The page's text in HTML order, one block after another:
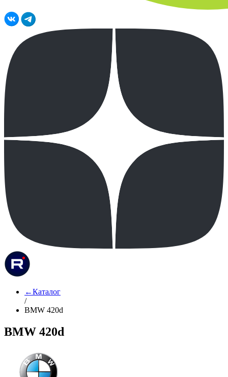
←Каталог
/
BMW 420d
BMW 420d